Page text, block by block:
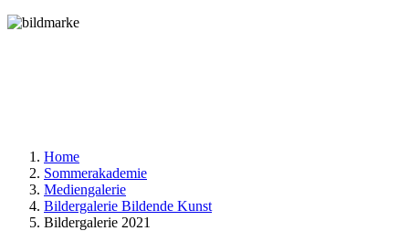
Home
Sommerakademie
Mediengalerie
Bildergalerie Bildende Kunst
Bildergalerie 2021